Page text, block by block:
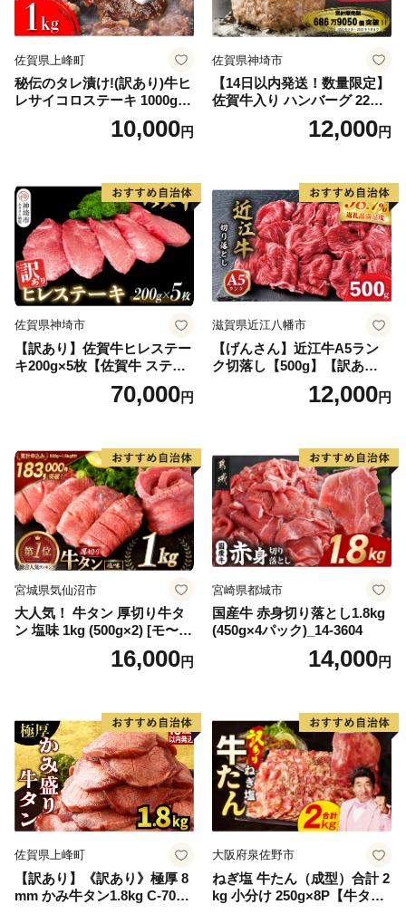
佐賀県上峰町
秘伝のタレ漬け!(訳あり)牛ヒ
レサイコロステーキ 1000g
10,000円
佐賀県神埼市
【14日以内発送！数量限定】
佐賀牛入り ハンバーグ 22個
2.6kg(120g×22個)【佐賀牛
黒毛和牛 ブランド牛 九州 ハ
気】(H083106)
12,000円
佐賀県神埼市
【訳あり】佐賀牛ヒレステー
キ200g×5枚【佐賀牛 ステー
キ ブランド肉 ヒレ肉 フィレ
肉 ジューシー ヘルシー】(H0
70,000円
滋賀県近江八幡市
【げんさん】近江牛A5ラン
ク切落し【500g】【訳あり】
12,000円
宮城県気仙沼市
大人気！ 牛タン 厚切り牛タ
ン 塩味 1kg (500g×2) [モ〜ラ
ンド 宮城県 気仙沼市 205646
60] 肉 牛肉 精肉 牛たん 牛タ
16,000円
宮崎県都城市
国産牛 赤身切り落とし1.8kg
(450g×4パック)_14-3604
14,000円
佐賀県上峰町
【訳あり】《訳あり》極厚 8
mm かみ牛タン1.8kg C-709-
大阪府泉佐野市
ねぎ塩 牛たん（成型）合計 2
kg 小分け 250g×8P【牛タン